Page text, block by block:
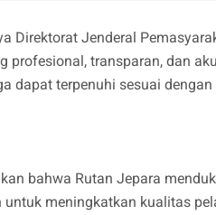
Direktorat Jenderal
profesional, transparan, dan
dapat terpenuhi sesuai
bahwa Rutan Jepara
meningkatkan kualitas